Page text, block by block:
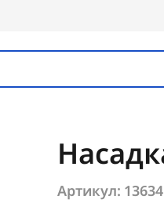
Артикул: 13634